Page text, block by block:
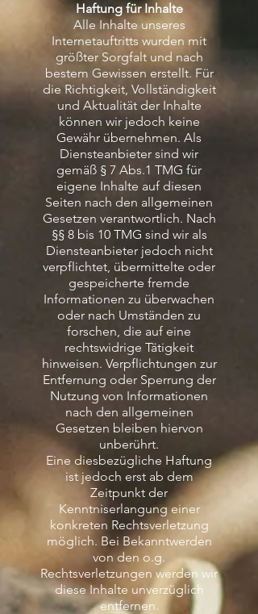
Haftung für Inhalte
Alle Inhalte unseres
Internetauftritts wurden mit
größter Sorgfalt und nach
bestem Gewissen erstellt. Für
die Richtigkeit, Vollständigkeit
und Aktualität der Inhalte
können wir jedoch keine
Gewähr übernehmen. Als
Diensteanbieter sind wir
gemäß § 7 Abs.1 TMG für
eigene Inhalte auf diesen
Seiten nach den allgemeinen
Gesetzen verantwortlich. Nach
§§ 8 bis 10 TMG sind wir als
Diensteanbieter jedoch nicht
verpflichtet, übermittelte oder
gespeicherte fremde
Informationen zu überwachen
oder nach Umständen zu
forschen, die auf eine
rechtswidrige Tätigkeit
hinweisen. Verpflichtungen zur
Entfernung oder Sperrung der
Nutzung von Informationen
nach den allgemeinen
Gesetzen bleiben hiervon
unberührt.
Eine diesbezügliche Haftung
ist jedoch erst ab dem
Zeitpunkt der
Kenntniserlangung einer
konkreten Rechtsverletzung
möglich. Bei Bekanntwerden
von den o.g.
Rechtsverletzungen werden wir
diese Inhalte unverzüglich
entfernen.